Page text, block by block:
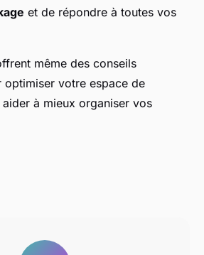
et de répondre à toutes vos
même des conseils
optimiser votre espace de
à mieux organiser vos